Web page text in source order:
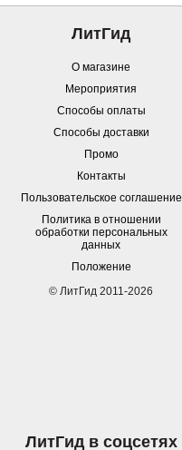
ЛитГид
О магазине
Мероприятия
Способы оплаты
Способы доставки
Промо
Контакты
Пользовательское соглашение
Политика в отношении
обработки персональных
данных
Положение
© ЛитГид 2011-2026
ЛитГид в соцсетях